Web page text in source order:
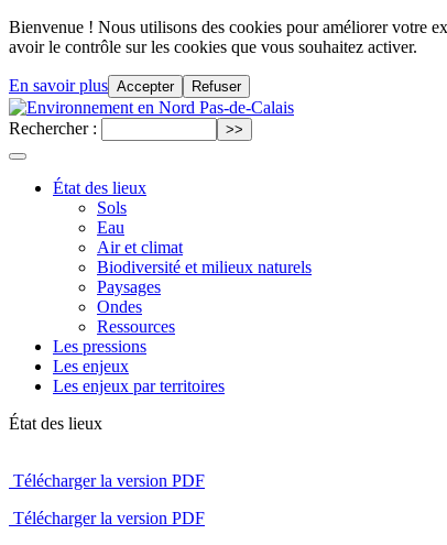
Bienvenue ! Nous utilisons des cookies pour améliorer votre
avoir le contrôle sur les cookies que vous souhaitez activer.
En savoir plus Accepter Refuser
Rechercher :
État des lieux
Sols
Eau
Air et climat
Biodiversité et milieux naturels
Paysages
Ondes
Ressources
Les pressions
Les enjeux
Les enjeux par territoires
État des lieux
Télécharger la version PDF
Télécharger la version PDF